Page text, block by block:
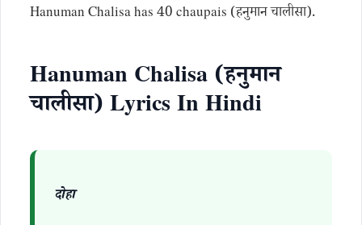
Hanuman Chalisa has 40 chaupais (हनुमान चालीसा).
Hanuman Chalisa (हनुमान
चालीसा) Lyrics In Hindi
दोहा